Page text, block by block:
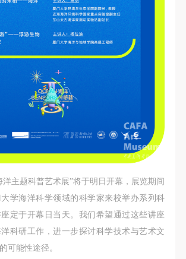
主题科普艺术展”将于明日开幕，展览期间
学海洋科学领域的科学家来校举办系列科
定于开幕日当天。我们希望通过这些讲座
科研工作，进一步探讨科学技术与艺术文
可能性途径。
员应该是成年人（具有完全民事行为
岁以上）未成年人必须在成年人的陪
次活动期间的人身安全责任自负。鼓
买人身安全保险。活动中一旦出现事
非事故当事人及美术馆将不承担人身
，但有互相援助的义务。参加活动的
动的组织实施救援工作，但对事故本
律责任和经济责任。参加本次活动者
有民事及相关连带责任。
次活动期间应主动遵守美术馆活动秩
场地及展示、展览、馆藏艺术作品及
员应该是成年人（具有完全民事行为
岁以上）未成年人必须在成年人的陪
次活动期间的人身安全责任自负。鼓
买人身安全保险。活动中一旦出现事
非事故当事人及美术馆将不承担人身
，但有互相援助的义务。参加活动的
动的组织实施救援工作，但对事故本
律责任和经济责任。参加本次活动者
有民事及相关连带责任。
次活动期间应主动遵守美术馆活动秩
场地及展示、展览、馆藏艺术作品及
员应该是成年人（具有完全民事行为
岁以上）未成年人必须在成年人的陪
次活动期间的人身安全责任自负。鼓
买人身安全保险。活动中一旦出现事
非事故当事人及美术馆将不承担人身
，但有互相援助的义务。参加活动的
动的组织实施救援工作，但对事故本
律责任和经济责任。参加本次活动者
有民事及相关连带责任。
次活动期间应主动遵守美术馆活动秩
场地及展示、展览、馆藏艺术作品及